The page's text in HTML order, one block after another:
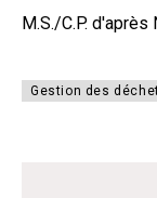
M.S./C.P.
Gestion des